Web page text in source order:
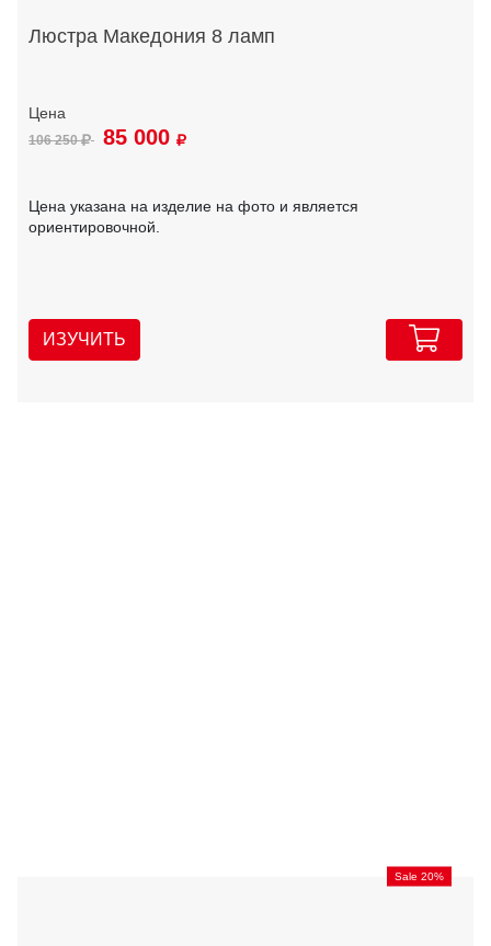
Люстра Македония 8 ламп
106 250 85 000
Цена указана на изделие на фото и является
ориентировочной.
ИЗУЧИТЬ
Sale 20%